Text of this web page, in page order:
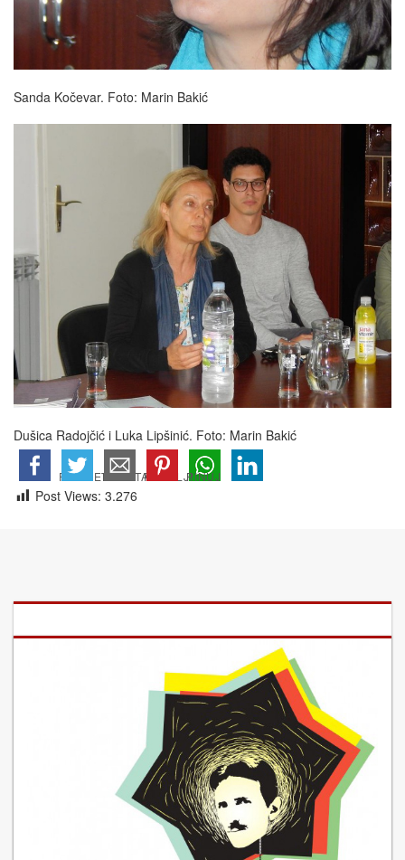
Sanda Kočevar. Foto: Marin Bakić
Dušica Radojčić i Luka Lipšinić. Foto: Marin Bakić
Post Views: 3.276